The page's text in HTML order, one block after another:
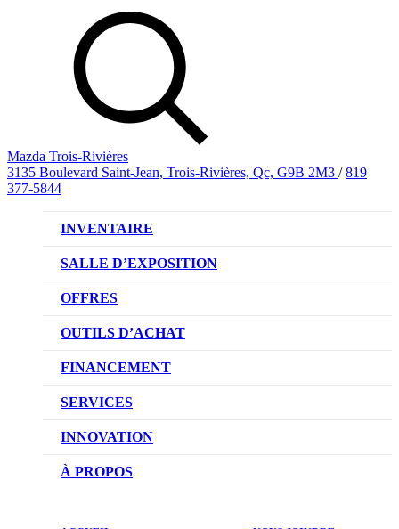
Mazda Trois-Rivières
3135 Boulevard Saint-Jean, Trois-Rivières, Qc, G9B 2M3 / 819
377-5844
INVENTAIRE
VÉHICULES NEUFS
VÉHICULES D’OCCASION
SALLE D’EXPOSITION
OFFRES
OFFRES DU CONCESSIONNAIRE
OUTILS D’ACHAT
CONFIGUREZ VOTRE VÉHICULE
RÉSERVEZ UN ESSAI ROUTIER
DEMANDEZ UN PRIX
FINANCEMENT
NOTRE DIFFÉRENCE
DEMANDE DE CRÉDIT AUTO
SERVICES
NOTRE PROMESSE
PRENDRE UN RENDEZ-VOUS
INNOVATION
TECHNOLOGIE SKYACTIV
À PROPOS